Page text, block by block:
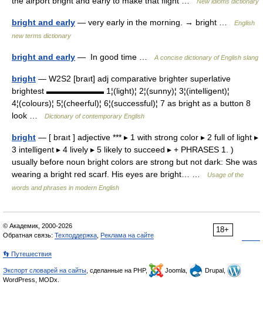
bright and early — very early in the morning. → bright …
English
new terms dictionary
bright and early — In good time … A concise dictionary of English slang
bright — W2S2 [braıt] adj comparative brighter superlative
brightest ▬▬▬▬▬▬▬ 1¦(light)¦ 2¦(sunny)¦ 3¦(intelligent)¦
4¦(colours)¦ 5¦(cheerful)¦ 6¦(successful)¦ 7 as bright as a button 8
look …
Dictionary of contemporary English
bright — [ braıt ] adjective *** ▸ 1 with strong color ▸ 2 full of light ▸
3 intelligent ▸ 4 lively ▸ 5 likely to succeed ▸ + PHRASES 1. )
usually before noun bright colors are strong but not dark: She was
wearing a bright red scarf. His eyes are bright… …
Usage of the
words and phrases in modern English
18+
© Академик, 2000-2026
Обратная связь: Техподдержка Реклама на сайте
👣 Путешествия
Экспорт словарей на сайты , сделанные на PHP, Joomla,
Drupal,
WordPress, MODx.